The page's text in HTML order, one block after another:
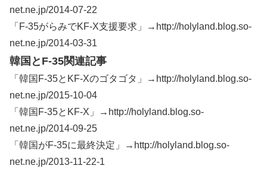
net.ne.jp/2014-07-22
「F-35がらみでKF-X支援要求」→http://holyland.blog.so-
net.ne.jp/2014-03-31
韓国とF-35関連記事
「韓国F-35とKF-Xのゴタゴタ」→http://holyland.blog.so-
net.ne.jp/2015-10-04
「韓国F-35とKF-X」→http://holyland.blog.so-
net.ne.jp/2014-09-25
「韓国がF-35に最終決定」→http://holyland.blog.so-
net.ne.jp/2013-11-22-1